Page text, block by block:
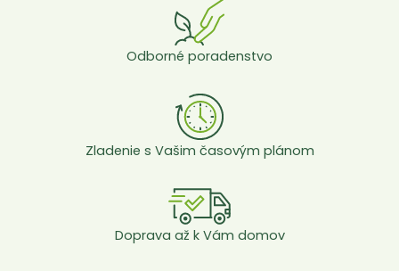
Odborné poradenstvo
Zladenie s Vašim časovým plánom
Doprava až k Vám domov